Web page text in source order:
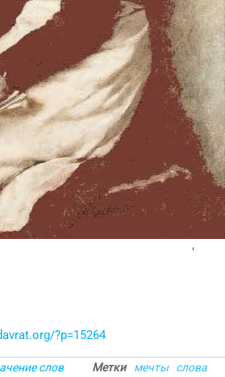
‘
?p=15264
слов Метки мечты слова